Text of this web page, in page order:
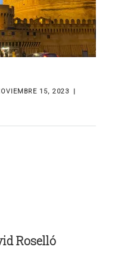
15, 2023
Roselló